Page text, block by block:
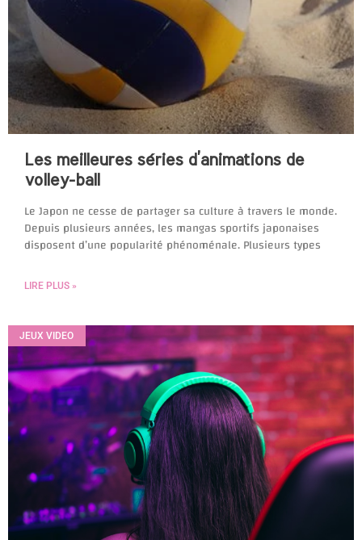
Les meilleures séries d’animations de
volley-ball
Le Japon ne cesse de partager sa culture à travers le monde.
Depuis plusieurs années, les mangas sportifs japonaises
disposent d’une popularité phénoménale. Plusieurs types
LIRE PLUS »
JEUX VIDEO